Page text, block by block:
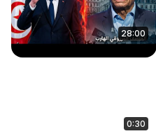
28:00
0:30